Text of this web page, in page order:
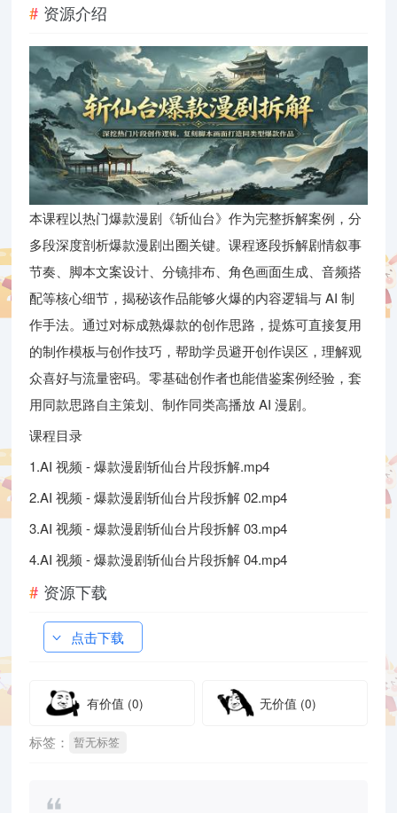
资源介绍
本课程以热门爆款漫剧《斩仙台》作为完整拆解案例，分
多段深度剖析爆款漫剧出圈关键。课程逐段拆解剧情叙事
节奏、脚本文案设计、分镜排布、角色画面生成、音频搭
配等核心细节，揭秘该作品能够火爆的内容逻辑与 AI 制
作手法。通过对标成熟爆款的创作思路，提炼可直接复用
的制作模板与创作技巧，帮助学员避开创作误区，理解观
众喜好与流量密码。零基础创作者也能借鉴案例经验，套
用同款思路自主策划、制作同类高播放 AI 漫剧。
课程目录
1.AI 视频 - 爆款漫剧斩仙台片段拆解.mp4
2.AI 视频 - 爆款漫剧斩仙台片段拆解 02.mp4
3.AI 视频 - 爆款漫剧斩仙台片段拆解 03.mp4
4.AI 视频 - 爆款漫剧斩仙台片段拆解 04.mp4
资源下载
点击下载
有价值 (0) 无价值 (0)
标签： 暂无标签